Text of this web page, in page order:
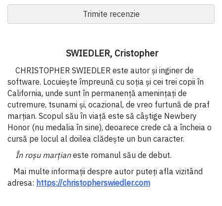
Trimite recenzie
SWIEDLER, Cristopher
CHRISTOPHER SWIEDLER este autor și inginer de
software. Locuiește împreună cu soția și cei trei copii în
California, unde sunt în permanență amenințați de
cutremure, tsunami și, ocazional, de vreo furtună de praf
marțian. Scopul său în viață este să câștige Newbery
Honor (nu medalia în sine), deoarece crede că a încheia o
cursă pe locul al doilea clădește un bun caracter.
În roșu marțianeste romanul său de debut.
Mai multe informații despre autor puteți afla vizitând
adresa: https://christopherswiedler.com